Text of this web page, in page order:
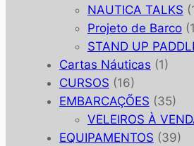
NAUTICA TALKS
Projeto de Barco
STAND UP
Cartas Náuticas (1)
CURSOS (16)
EMBARCAÇÕES (35)
VELEIROS À
EQUIPAMENTOS (39)